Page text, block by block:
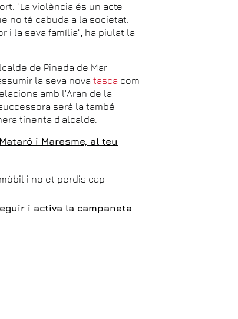
"La violència és un acte
no té cabuda a la societat.
i la seva família", ha piulat la
de Pineda de Mar
la seva novatasca com
amb l'Aran de la
serà la també
tinenta d'alcalde.
i Maresme, al teu
i no et perdis cap
i activa la campaneta